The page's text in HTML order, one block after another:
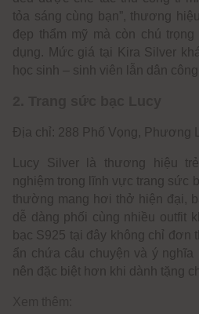
tỏa sáng cùng bạn”, thương
đẹp thẩm mỹ mà còn chú
dụng. Mức giá tại Kira Silver
học sinh – sinh viên lẫn dân
Địa chỉ: 288 Phố Vọng, Phương
Lucy Silver là thương hiệu
nghiệm trong lĩnh vực trang sức
thường mang hơi thở hiện đại,
dễ dàng phối cùng nhiều outfit
bạc S925 tại đây không chỉ đơn
ẩn chứa câu chuyện và ý nghĩa
nên đặc biệt hơn khi dành tặng